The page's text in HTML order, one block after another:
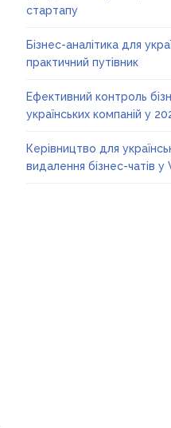
стартапу
Бізнес-аналітика для
практичний путівник
Ефективний контроль
українських компаній у
Керівництво для
видалення бізнес-чатів у